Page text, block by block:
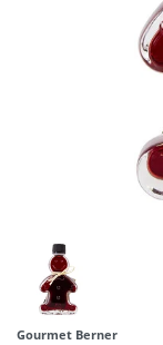
Gourmet Berner